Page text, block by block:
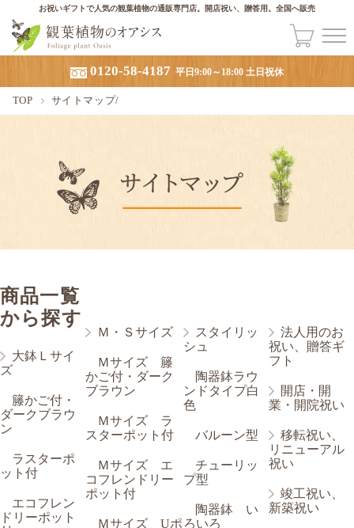
お祝いギフトで人気の観葉植物の通販専門店。開店祝い、贈答用。全国へ販売
0120-58-4187 平日9:00～18:00 土日祝休
TOP サイトマップ/
商品一覧
から探す
大鉢Ｌサイ
ズ
籐かご付・
ダークブラウ
ン
ラスターポ
ット付
エコフレン
ドリーポット
Ｍ・Ｓサイズ
Ｍサイズ 籐
かご付・ダーク
ブラウン
Ｍサイズ ラ
スターポット付
Ｍサイズ エ
コフレンドリー
ポット付
Ｍサイズ Uポ
スタイリッ
シュ
陶器鉢ラウ
ンドタイプ白
色
バルーン型
チューリッ
プ型
陶器鉢 い
ろいろ
法人用のお
祝い、贈答ギ
フト
開店・開
業・開院祝い
移転祝い、
リニューアル
祝い
竣工祝い、
新築祝い